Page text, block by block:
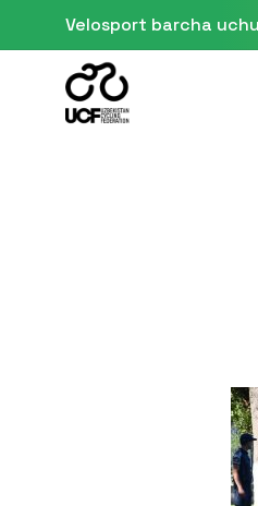
Velosport barcha